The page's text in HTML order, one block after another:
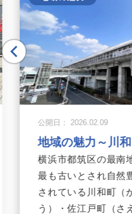
公開日： 2026.02.09
地域の魅力～川
横浜市都筑区の最南
最も古いとされ自然
されている川和町（
う）・佐江戸町（さ